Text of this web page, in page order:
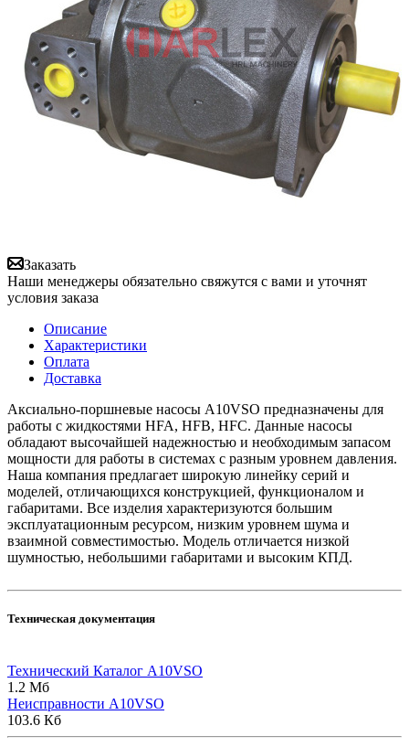
Заказать
Наши менеджеры обязательно свяжутся с вами и уточнят
условия заказа
Описание
Характеристики
Оплата
Доставка
Аксиально-поршневые насосы A10VSO предназначены для
работы с жидкостями HFA, HFB, HFC. Данные насосы
обладают высочайшей надежностью и необходимым запасом
мощности для работы в системах с разным уровнем давления.
Наша компания предлагает широкую линейку серий и
моделей, отличающихся конструкцией, функционалом и
габаритами. Все изделия характеризуются большим
эксплуатационным ресурсом, низким уровнем шума и
взаимной совместимостью. Модель отличается низкой
шумностью, небольшими габаритами и высоким КПД.
Техническая документация
Технический Каталог A10VSO
1.2 Мб
Неисправности A10VSO
103.6 Кб